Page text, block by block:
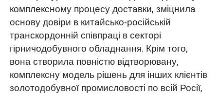
комплексному процесу доставки, зміцнила
основу довіри в китайсько-російській
транскордонній співпраці в секторі
гірничодобувного обладнання. Крім того,
вона створила повністю відтворювану,
комплексну модель рішень для інших клієнтів
золотодобувної промисловості по всій Росії,